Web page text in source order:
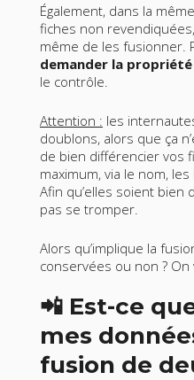
Également, dans la
fiches non
même de les fusionner.
demander la
le contrôle.
Attention : les
doublons, alors que ça
de bien différencier vos
maximum, via le nom,
Afin qu’elles soient bien
pas se tromper.
Alors qu’implique la
conservées ou non ? On
📲 Est-ce
mes
fusion de